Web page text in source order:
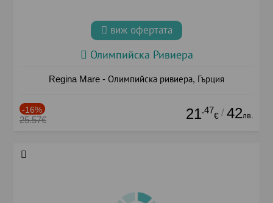
виж офертата
Олимпийска Ривиера
Regina Mare - Олимпийска ривиера, Гърция
-16%
25.57€ 21.47
€ / 42лв.